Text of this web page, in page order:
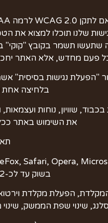
שלנו תוכלו למצוא
שתעשו תשמר בקובץ
פעם מחדש, אלא האתר
נגישות בסיסית"
בלחיצה אחת
שוויון, נוחות
את השימוש באתר
בשוק עד לכ-2 גרסאות אחורה.
הפעלת מקלדת
שינוי שפת הממשק,